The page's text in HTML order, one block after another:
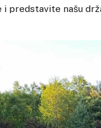
predstavite našu